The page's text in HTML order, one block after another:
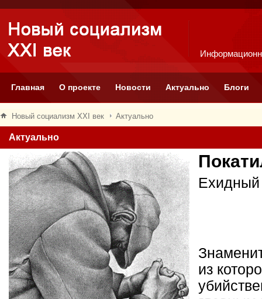
Главная О проекте Новости Актуально Блоги
Новый социализм XXI век Актуально
Актуально
из